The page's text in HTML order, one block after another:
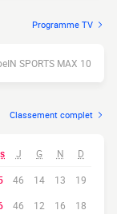
Programme TV
SPORTS MAX 10
Classement complet
J G N D
46 14 13
19
46 12 16 18